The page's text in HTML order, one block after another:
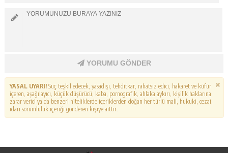
YORUMU GÖNDER
YASAL UYARI!Suç teşkil edecek, yasadışı, tehditkar, rahatsız edici, hakaret ve küfür
içeren, aşağılayıcı, küçük düşürücü, kaba, pornografik, ahlaka aykırı, kişilik haklarına
zarar verici ya da benzeri niteliklerde içeriklerden doğan her türlü mali, hukuki, cezai,
idari sorumluluk içeriği gönderen kişiye aittir.